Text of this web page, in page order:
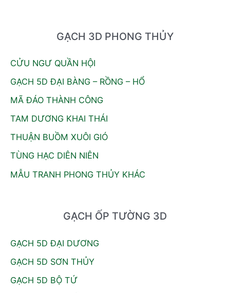
GẠCH 3D PHONG THỦY
CỬU NGƯ QUẦN HỘI
GẠCH 5D ĐẠI BÀNG – RỒNG – HỔ
MÃ ĐÁO THÀNH CÔNG
TAM DƯƠNG KHAI THÁI
THUẬN BUỒM XUÔI GIÓ
TÙNG HẠC DIÊN NIÊN
MẪU TRANH PHONG THỦY KHÁC
GẠCH ỐP TƯỜNG 3D
GẠCH 5D ĐẠI DƯƠNG
GẠCH 5D SƠN THỦY
GẠCH 5D BỘ TỨ